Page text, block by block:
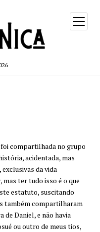
open
menu
compartilhada no grupo
acidentada, mas
da vida
ter tudo isso é o que
estatuto, suscitando
também compartilharam
Daniel, e não havia
ou outro de meus tios,